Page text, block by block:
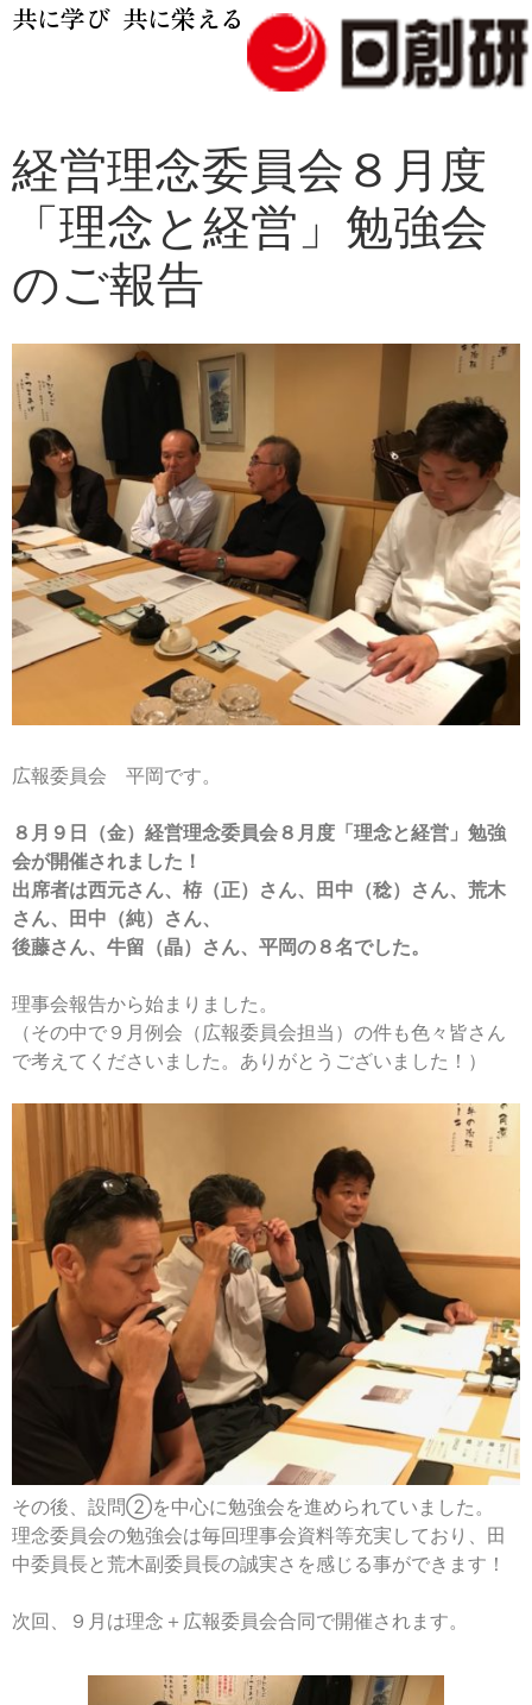
共に学び 共に栄える
経営理念委員会８月度
「理念と経営」勉強会
のご報告
広報委員会 平岡です。
８月９日（金）経営理念委員会８月度「理念と経営」勉強
会が開催されました！
出席者は西元さん、栫（正）さん、田中（稔）さん、荒木
さん、田中（純）さん、
後藤さん、牛留（晶）さん、平岡の８名でした。
理事会報告から始まりました。
（その中で９月例会（広報委員会担当）の件も色々皆さん
で考えてくださいました。 ありがとうございました！）
その後、設問②を中心に勉強会を進められていました。
理念委員会の勉強会は毎回理事会資料等充実しており、 田
中委員長と荒木副委員長の誠実さを感じる事ができます！
次回、９月は理念＋広報委員会合同で開催されます。